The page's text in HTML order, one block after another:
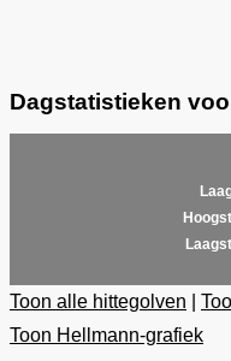
Dagstatistieken
Toon alle hittegolven
Toon Hellmann-grafiek